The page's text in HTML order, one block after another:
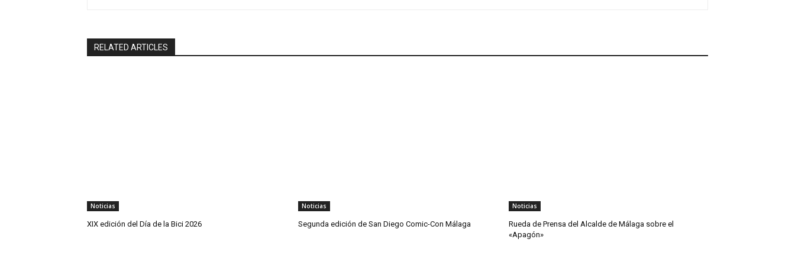
RELATED ARTICLES
Noticias
XIX edición del Día de la Bici 2026
Noticias
Segunda edición de San Diego Comic-Con Málaga
Noticias
Rueda de Prensa del Alcalde de Málaga sobre el
«Apagón»